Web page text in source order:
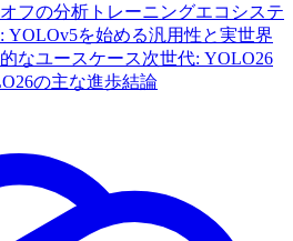
フの分析 トレーニングエコシステ
YOLOv5を始める汎用性と実世界
なユースケース次世代: YOLO26
の主な進歩結論